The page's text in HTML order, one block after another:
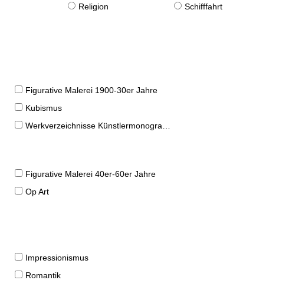
Religion
Schifffahrt
Figurative Malerei 1900-30er Jahre
Kubismus
Werkverzeichnisse Künstlermonographien
Figurative Malerei 40er-60er Jahre
Op Art
Impressionismus
Romantik